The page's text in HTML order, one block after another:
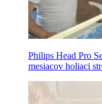
Philips Head Pro
mesiacov holiaci